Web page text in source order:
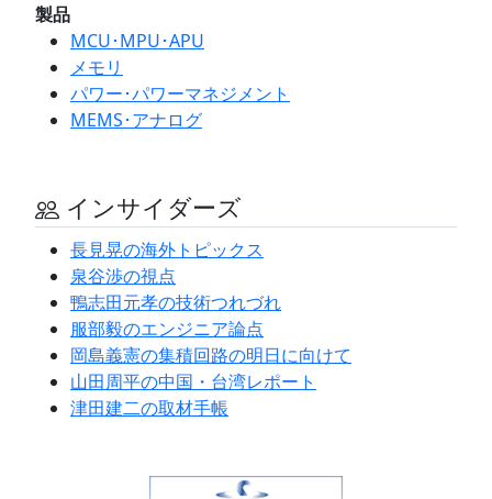
製品
MCU･MPU･APU
メモリ
パワー･パワーマネジメント
MEMS･アナログ
インサイダーズ
長見晃の海外トピックス
泉谷渉の視点
鴨志田元孝の技術つれづれ
服部毅のエンジニア論点
岡島義憲の集積回路の明日に向けて
山田周平の中国・台湾レポート
津田建二の取材手帳